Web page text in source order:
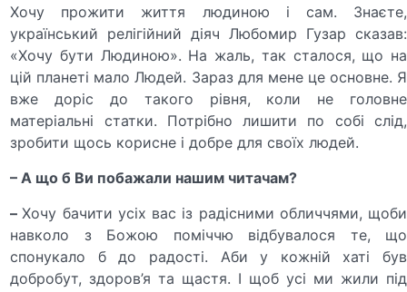
Хочу прожити життя людиною і сам. Знаєте,
український релігійний діяч Любомир Гузар сказав:
«Хочу бути Людиною». На жаль, так сталося, що на
цій планеті мало Людей. Зараз для мене це основне. Я
вже доріс до такого рівня, коли не головне
матеріальні статки. Потрібно лишити по собі слід,
зробити щось корисне і добре для своїх людей.
– А що б Ви побажали нашим читачам?
–Хочу бачити усіх вас із радісними обличчями, щоби
навколо з Божою поміччю відбувалося те, що
спонукало б до радості. Аби у кожній хаті був
добробут, здоров’я та щастя. І щоб усі ми жили під